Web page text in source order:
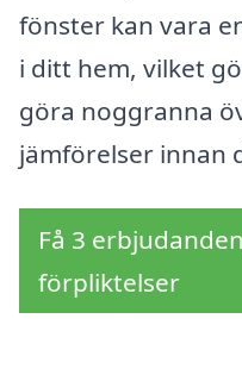
fönster kan vara
i ditt hem, vilket
göra noggranna
jämförelser innan
Få 3
förpliktelser